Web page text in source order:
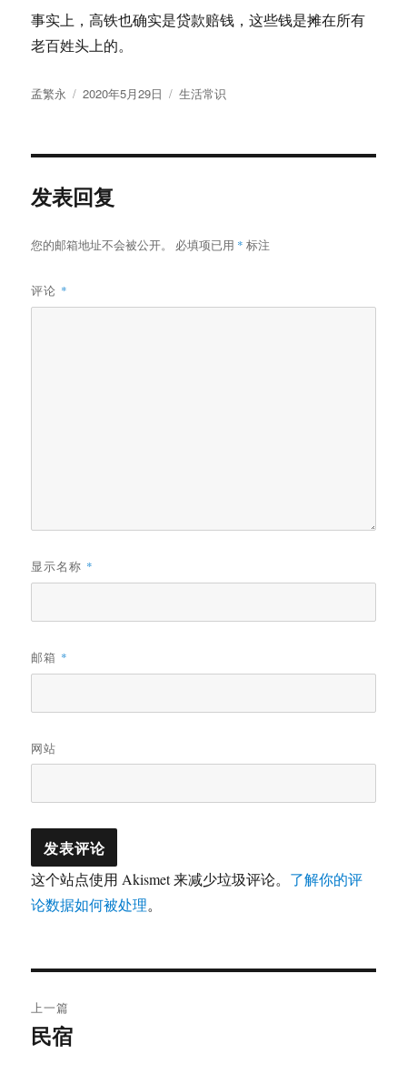
事实上，高铁也确实是贷款赔钱，这些钱是摊在所有
老百姓头上的。
作
孟繁永
发
2020年5月29日
分
生活常识
发表回复
您的邮箱地址不会被公开。 必填项已用 * 标注
评论 *
显示名称 *
邮箱 *
网站
这个站点使用 Akismet 来减少垃圾评论。 了解你的评
论数据如何被处理。
章
上一篇
上
民宿